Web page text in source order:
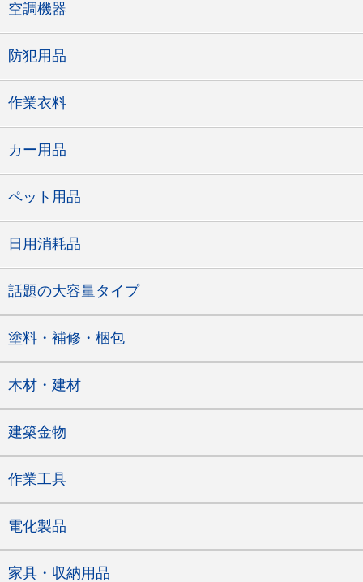
空調機器
防犯用品
作業衣料
カー用品
ペット用品
日用消耗品
話題の大容量タイプ
塗料・補修・梱包
木材・建材
建築金物
作業工具
電化製品
家具・収納用品